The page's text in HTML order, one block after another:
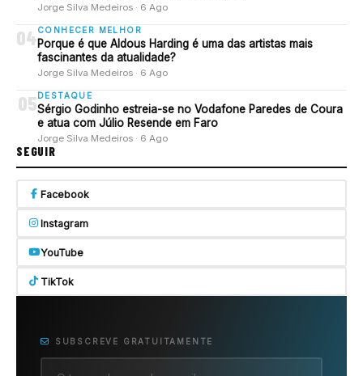
Jorge Silva Medeiros · 6 Ago
04CONHECER MELHOR
Porque é que Aldous Harding é uma das artistas mais
fascinantes da atualidade?
Jorge Silva Medeiros · 6 Ago
05 DESTAQUE
Sérgio Godinho estreia-se no Vodafone Paredes de Coura
e atua com Júlio Resende em Faro
Jorge Silva Medeiros · 6 Ago
SEGUIR
Facebook
Instagram
YouTube
TikTok
SUBSCREVE GRATUITAMENTE